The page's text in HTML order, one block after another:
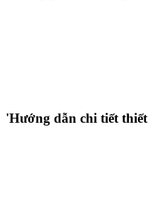
'Hướng dẫn chi tiết